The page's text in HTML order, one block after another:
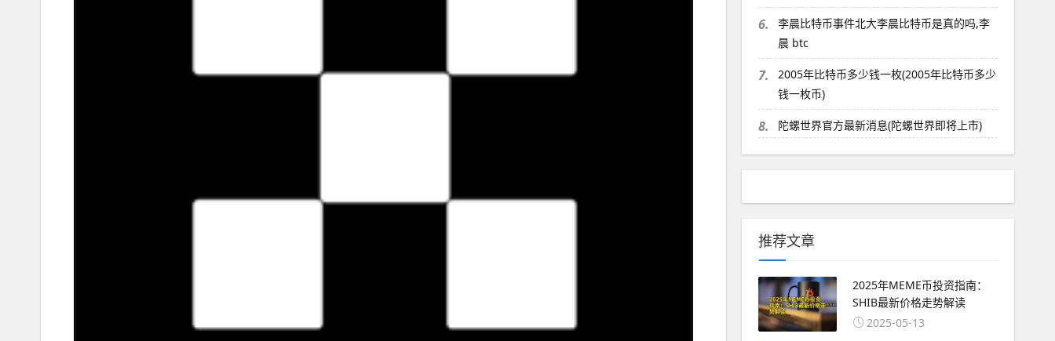
6.
李晨比特币事件北大李晨比特币是真的吗,李
晨 btc
7.
2005年比特币多少钱一枚(2005年比特币多少
钱一枚币)
8. 陀螺世界官方最新消息(陀螺世界即将上市)
推荐文章
2025年MEME币投资指南：
SHIB最新价格走势解读
2025-05-13